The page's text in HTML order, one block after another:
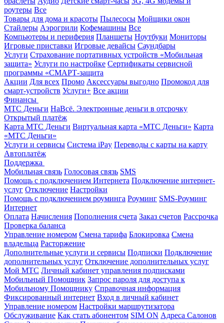
роутеры Все
Товары для дома и красоты Пылесосы Мойщики окон
Стайлеры Аэрогрили Кофемашины Все
Компьютеры и периферия Планшеты Ноутбуки Мониторы
Игровые приставки Игровые девайсы Саундбары
Услуги Страхование портативных устройств «Мобильная
защита» Услуги по настройке Сертификаты сервисной
программы «СМАРТ-защита
Акции Для всех Промо Аксессуары выгодно Промокод для
смарт-устройств Услуги+ Все акции
Финансы
МТС Деньги НаВсё. Электронные деньги в отсрочку
Открытый платёж
Карта МТС Деньги Виртуальная карта «МТС Деньги» Карта
«МТС Деньги»
Услуги и сервисы Система iPay Переводы с карты на карту
Автоплатёж
Поддержка
Мобильная связь Голосовая связь SMS
Помощь с подключением Интернета Подключение интернет-
услуг Отключение Настройки
Помощь с подключением роуминга Роуминг SMS-Роуминг
Интернет
Оплата Начисления Пополнения счета Заказ счетов Рассрочка
Проверка баланса
Управление номером Смена тарифа Блокировка Смена
владельца Расторжение
Дополнительные услуги и сервисы Подписки Подключение
дополнительных услуг Отключение дополнительных услуг
Мой МТС Личный кабинет управления подписками
Мобильный Помощник Запрос пароля для доступа к
Мобильному Помощнику Справочная информация
Фиксированный интернет Вход в личный кабинет
Управление номером Настройки маршрутизатора
Обслуживание Как стать абонентом SIM ON Адреса Салонов